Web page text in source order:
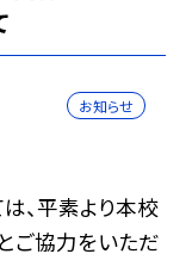
お知らせ
、平素より本校
ご協力をいただ